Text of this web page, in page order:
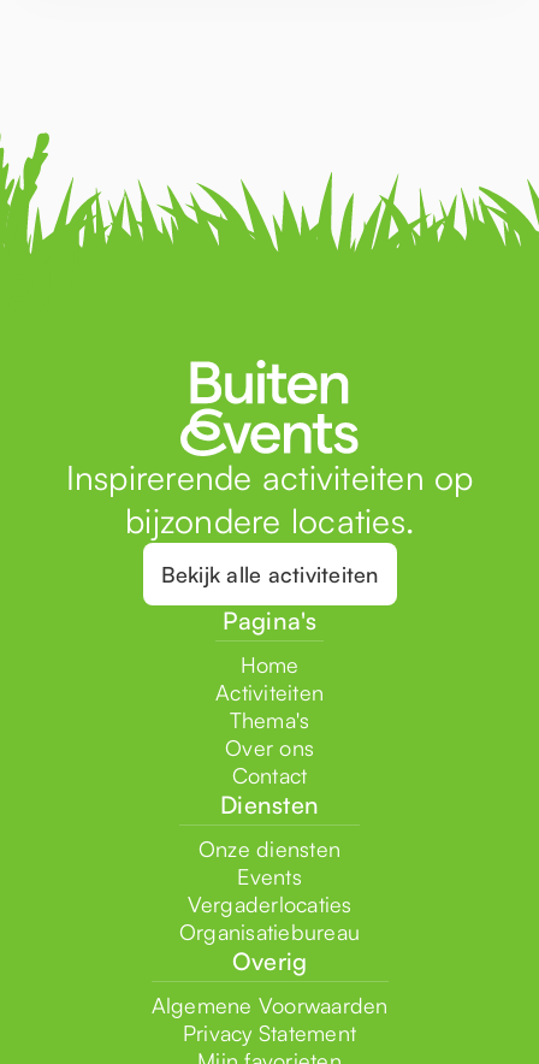
Inspirerende activiteiten op
bijzondere locaties.
Bekijk alle activiteiten
Pagina's
Home
Activiteiten
Thema's
Over ons
Contact
Diensten
Onze diensten
Events
Vergaderlocaties
Organisatiebureau
Overig
Algemene Voorwaarden
Privacy Statement